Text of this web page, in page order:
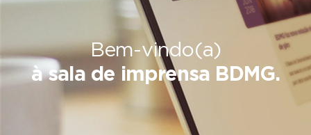
Bem-vindo(a)
à sala de imprensa BDMG.